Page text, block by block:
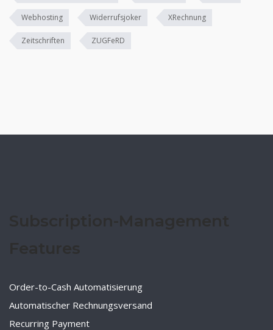
Webhosting Widerrufsjoker XRechnung
Zeitschriften ZUGFeRD
Order-to-Cash Automatisierung
Automatischer Rechnungsversand
Recurring Payment